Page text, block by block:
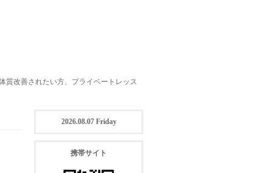
質改善されたい方、プライベートレッス
2026.08.07 Friday
携帯サイト